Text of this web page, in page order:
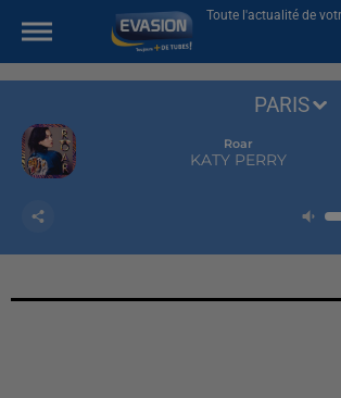
Toute l'actualité de
Roar
KATY PERRY
PARIS